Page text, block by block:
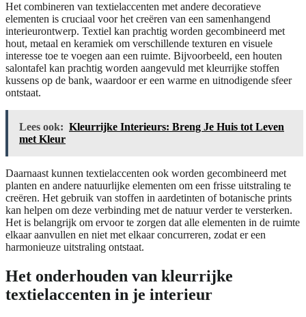
Het combineren van textielaccenten met andere decoratieve
elementen is cruciaal voor het creëren van een samenhangend
interieurontwerp. Textiel kan prachtig worden gecombineerd met
hout, metaal en keramiek om verschillende texturen en visuele
interesse toe te voegen aan een ruimte. Bijvoorbeeld, een houten
salontafel kan prachtig worden aangevuld met kleurrijke stoffen
kussens op de bank, waardoor er een warme en uitnodigende sfeer
ontstaat.
Lees ook: Kleurrijke Interieurs: Breng Je Huis tot Leven
met Kleur
Daarnaast kunnen textielaccenten ook worden gecombineerd met
planten en andere natuurlijke elementen om een frisse uitstraling te
creëren. Het gebruik van stoffen in aardetinten of botanische prints
kan helpen om deze verbinding met de natuur verder te versterken.
Het is belangrijk om ervoor te zorgen dat alle elementen in de ruimte
elkaar aanvullen en niet met elkaar concurreren, zodat er een
harmonieuze uitstraling ontstaat.
Het onderhouden van kleurrijke
textielaccenten in je interieur